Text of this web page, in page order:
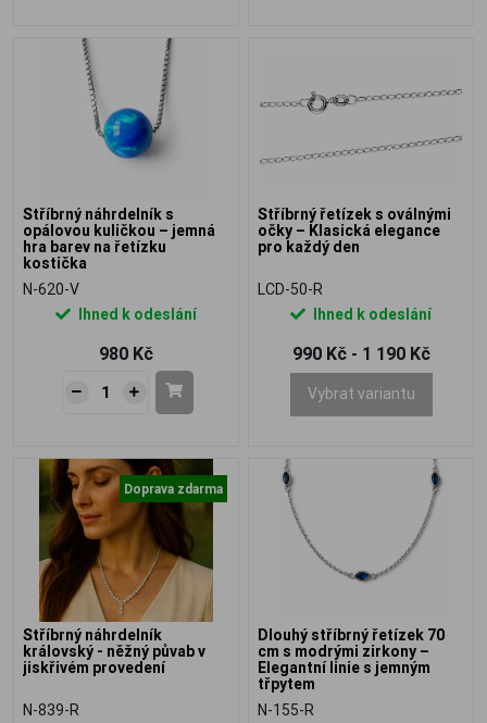
Stříbrný náhrdelník s
opálovou kuličkou – jemná
hra barev na řetízku
kostička
N-620-V
Ihned k odeslání
980 Kč
Stříbrný řetízek s oválnými
očky – Klasická elegance
pro každý den
LCD-50-R
Ihned k odeslání
990 Kč - 1 190 Kč
Vybrat variantu
Doprava zdarma
Stříbrný náhrdelník
královský - něžný půvab v
jiskřivém provedení
N-839-R
Dlouhý stříbrný řetízek 70
cm s modrými zirkony –
Elegantní linie s jemným
třpytem
N-155-R